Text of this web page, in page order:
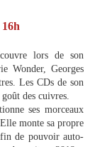
lors de son
Wonder, Georges
Les CDs de son
des cuivres.
ses morceaux
monte sa propre
de pouvoir auto-